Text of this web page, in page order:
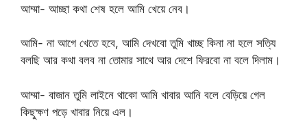
আম্মা- আচ্ছা কথা শেষ হলে আমি খেয়ে নেব।
আমি- না আগে খেতে হবে, আমি দেখবো তুমি খাচ্ছ কিনা না হলে সত্যি
বলছি আর কথা বলব না তোমার সাথে আর দেশে ফিরবো না বলে দিলাম।
আম্মা- বাজান তুমি লাইনে থাকো আমি খাবার আনি বলে বেড়িয়ে গেল
কিছুক্ষণ পড়ে খাবার নিয়ে এল।